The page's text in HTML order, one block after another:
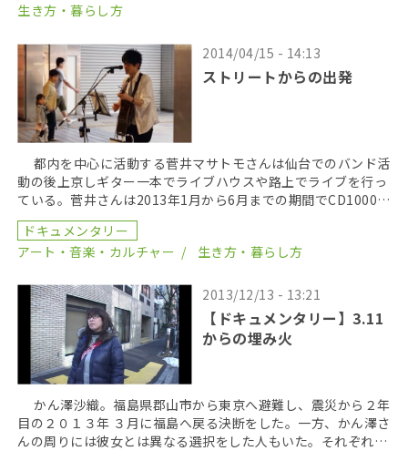
生き方・暮らし方
2014/04/15 - 14:13
ストリートからの出発
都内を中心に活動する菅井マサトモさんは仙台でのバンド活
動の後上京しギター一本でライブハウスや路上でライブを行っ
ている。菅井さんは2013年1月から6月までの期間でCD1000枚
を手売りし、7月にワンマンライブで完売を […]
ドキュメンタリー
アート・音楽・カルチャー
生き方・暮らし方
2013/12/13 - 13:21
【ドキュメンタリー】3.11
からの埋み火
かん澤沙織。福島県郡山市から東京へ避難し、震災から２年
目の２０１３年 ３月に福島へ戻る決断をした。一方、かん澤さ
んの周りには彼女とは異なる選択をした人もいた。それぞれが